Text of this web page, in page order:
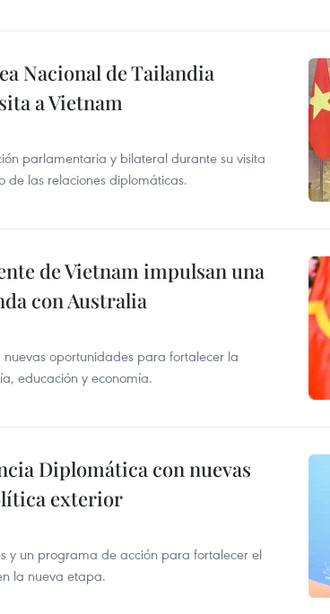
Nacional de Tailandia
a Vietnam
parlamentaria y bilateral durante su visita
de las relaciones diplomáticas.
de Vietnam impulsan una
con Australia
oportunidades para fortalecer la
educación y economía.
Diplomática con nuevas
exterior
y un programa de acción para fortalecer el
la nueva etapa.